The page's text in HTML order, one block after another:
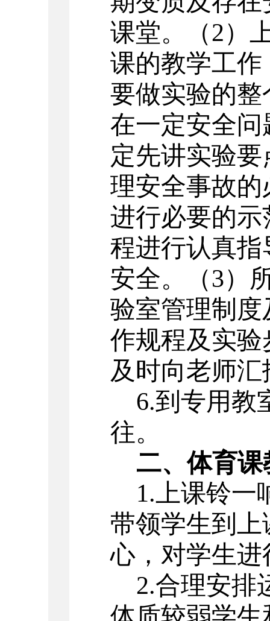
课堂。（2）
课的教学工
要做实验的
在一定安全
定先讲实验
理安全事故
进行必要的
程进行认真
安全。（3）
验室管理制
作规程及实
及时向老师汇
6.到专用教
往。
二、体育
1.上课铃一
带领学生到
心，对学生
2.合理安排